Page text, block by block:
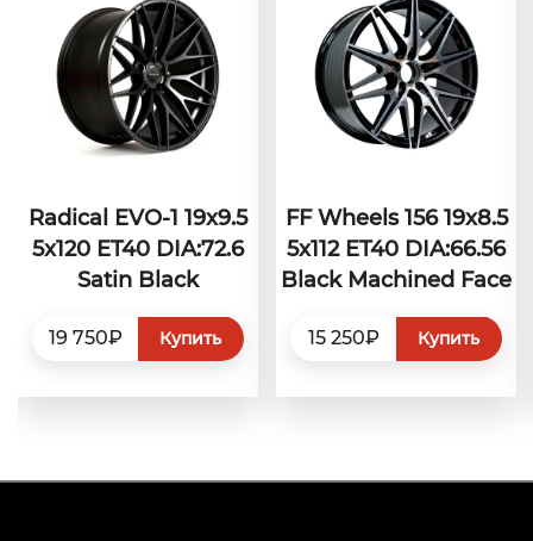
Radical EVO-1 19x9.5
5x120 ET40 DIA:72.6
Satin Black
19 750₽ Купить
FF Wheels 156 19x8.5
5x112 ET40 DIA:66.56
Black Machined Face
15 250₽ Купить